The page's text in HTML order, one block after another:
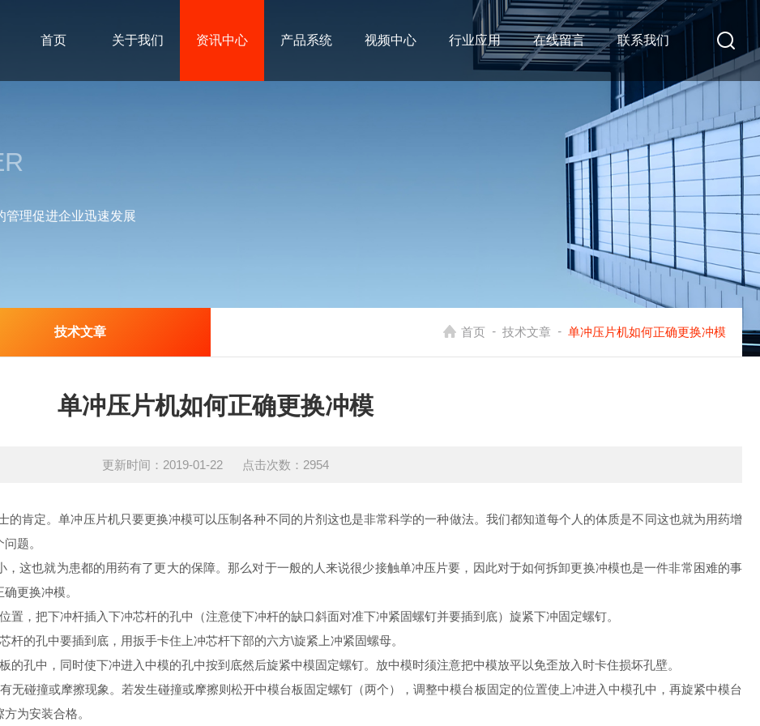
首页 关于我们 资讯中心 产品系统 视频中心 行业应用 在线留言 联系我们
管理促进企业迅速发展
技术文章 首页 - 技术文章 - 单冲压片机如何正确更换冲模
单冲压片机如何正确更换冲模
更新时间：2019-01-22 点击次数：2954
的肯定。单冲压片机只要更换冲模可以压制各种不同的片剂这也是非常科学的一种做法。我们都知道每个人的体质是不同这也就为用药增
题。
这也就为患都的用药有了更大的保障。那么对于一般的人来说很少接触单冲压片要，因此对于如何拆卸更换冲模也是一件非常困难的事
更换冲模。
，把下冲杆插入下冲芯杆的孔中（注意使下冲杆的缺口斜面对准下冲紧固螺钉并要插到底）旋紧下冲固定螺钉。
的孔中要插到底，用扳手卡住上冲芯杆下部的六方\旋紧上冲紧固螺母。
中，同时使下冲进入中模的孔中按到底然后旋紧中模固定螺钉。放中模时须注意把中模放平以免歪放入时卡住损坏孔壁。
碰撞或摩擦现象。若发生碰撞或摩擦则松开中模台板固定螺钉（两个），调整中模台板固定的位置使上冲进入中模孔中，再旋紧中模台
为安装合格。